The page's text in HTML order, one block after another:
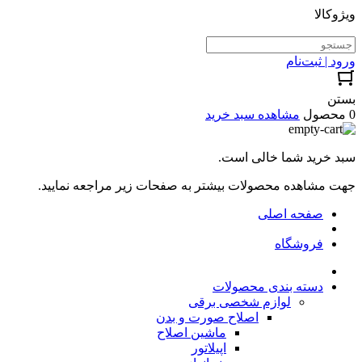
ویژوکالا
ورود | ثبت‌نام
بستن
0 محصول
مشاهده سبد خرید
سبد خرید شما خالی است.
جهت مشاهده محصولات بیشتر به صفحات زیر مراجعه نمایید.
صفحه اصلی
فروشگاه
دسته بندی محصولات
لوازم شخصی برقی
اصلاح صورت و بدن
ماشین اصلاح
اپیلاتور